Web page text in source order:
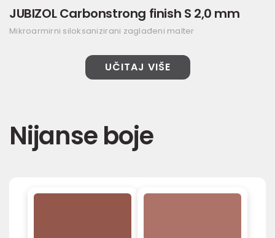
JUBIZOL Carbonstrong finish S 2,0 mm
Mikroarmirni siloksanizirani zaglađeni malter
UČITAJ VIŠE
Nijanse boje